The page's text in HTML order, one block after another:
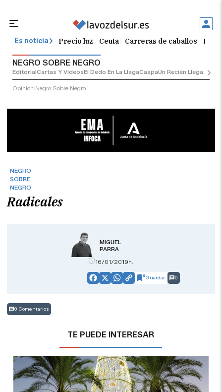
Es noticia Precio luz Ceuta Carreras de caballos El
NEGRO SOBRE NEGRO
EditorialCartas Y VídeosEl Dedo En La LlagaCaspaUn Recién Llegado
Opinión Negro Sobre Negro
NEGRO
SOBRE
NEGRO
Radicales
MIGUEL
PARRA
16/01/2019h.
Facebook
X WhatsApp
CopyGuardar 0
0 Comentarios
TE PUEDE INTERESAR